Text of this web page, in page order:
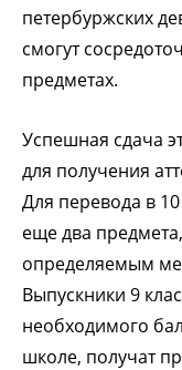
петербуржских
смогут
предметах.
Успешная сдача
для получения
Для перевода в
еще два
определяемым
Выпускники 9
необходимого
школе, получат